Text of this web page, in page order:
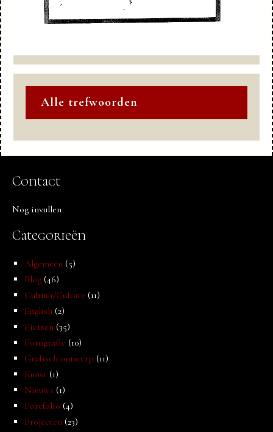
Alle trefwoorden
Contact
Nog invullen
Categorieën
Algemeen (5)
Blog (46)
Cultuur/Culture (11)
English (2)
Fietsen (35)
Fotografie (10)
Grafisch ontwerp (11)
Kunst (1)
Nieuws (1)
Portfolio (4)
Projecten (23)